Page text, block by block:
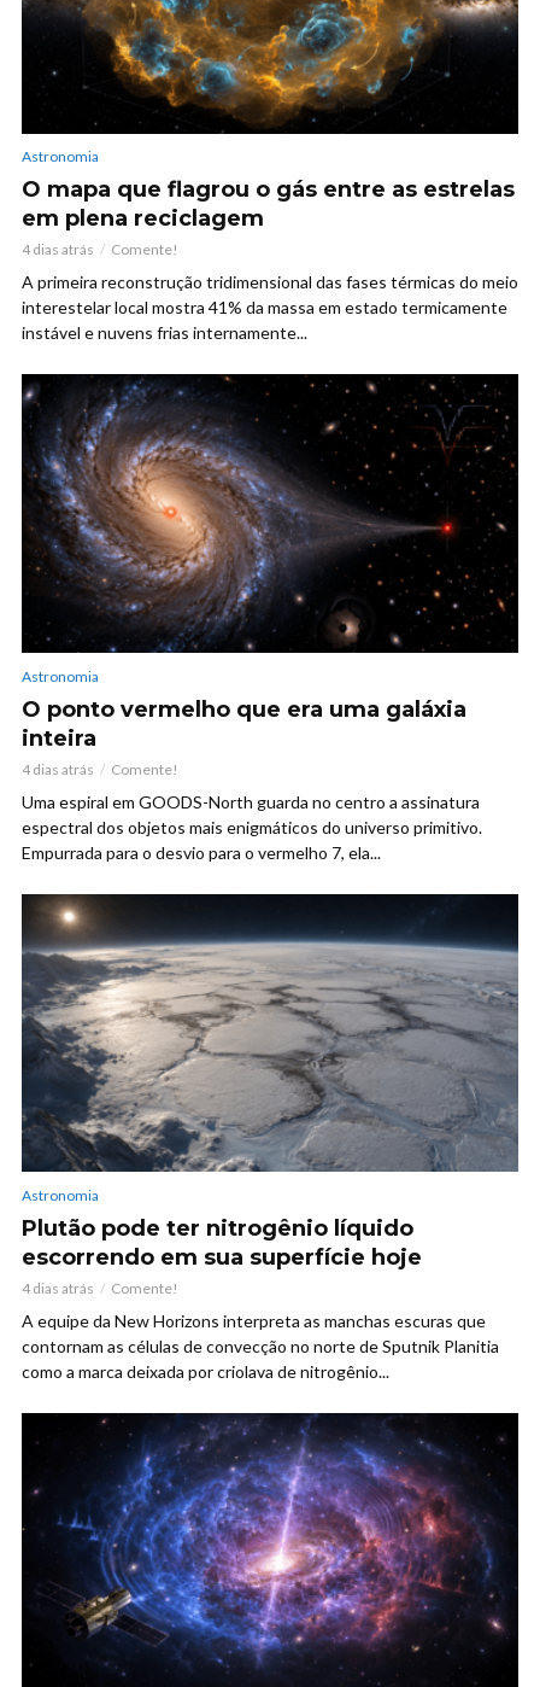
Astronomia
O mapa que flagrou o gás entre as estrelas
em plena reciclagem
4 dias atrás Comente!
A primeira reconstrução tridimensional das fases térmicas do meio
interestelar local mostra 41% da massa em estado termicamente
instável e nuvens frias internamente...
Astronomia
O ponto vermelho que era uma galáxia
inteira
4 dias atrás Comente!
Uma espiral em GOODS-North guarda no centro a assinatura
espectral dos objetos mais enigmáticos do universo primitivo.
Empurrada para o desvio para o vermelho 7, ela...
Astronomia
Plutão pode ter nitrogênio líquido
escorrendo em sua superfície hoje
4 dias atrás Comente!
A equipe da New Horizons interpreta as manchas escuras que
contornam as células de convecção no norte de Sputnik Planitia
como a marca deixada por criolava de nitrogênio...